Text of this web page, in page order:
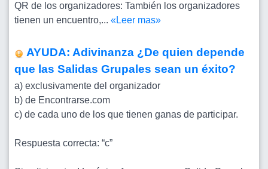
QR de los organizadores: También los organizadores
tienen un encuentro,... «Leer mas»
AYUDA: Adivinanza ¿De quien depende
que las Salidas Grupales sean un éxito?
a) exclusivamente del organizador
b) de Encontrarse.com
c) de cada uno de los que tienen ganas de participar.
Respuesta correcta: “c”